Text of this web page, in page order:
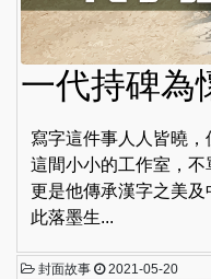
一代持碑為
寫字這件事人人皆曉
這間小小的工作室，不
更是他傳承漢字之美
此落墨生...
封面故事 2021-05-20